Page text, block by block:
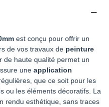
est conçu pour offrir un
de vos travaux de peinture
de haute qualité permet un
une application
que ce soit pour les
ou les éléments décoratifs. La
rendu esthétique, sans traces